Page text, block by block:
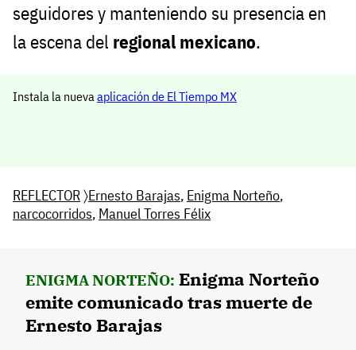
seguidores y manteniendo su presencia en
la escena del regional mexicano.
Instala la nuevaaplicación de El Tiempo MX
REFLECTOR〉Ernesto Barajas, Enigma Norteño,
narcocorridos, Manuel Torres Félix
ENIGMA NORTEÑO: Enigma Norteño
emite comunicado tras muerte de
Ernesto Barajas